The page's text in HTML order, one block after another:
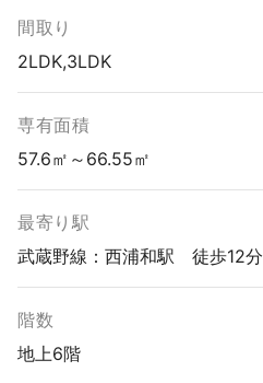
間取り
2LDK,3LDK
専有面積
57.6㎡～66.55㎡
最寄り駅
武蔵野線：西浦和駅 徒歩12分
階数
地上6階